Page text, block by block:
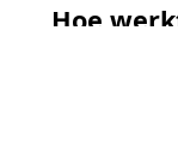
Hoe